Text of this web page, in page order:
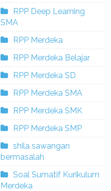
RPP Deep Learning
SMA
RPP Merdeka
RPP Merdeka Belajar
RPP Merdeka SD
RPP Merdeka SMA
RPP Merdeka SMK
RPP Merdeka SMP
shila sawangan
bermasalah
Soal Sumatif Kurikulum
Merdeka